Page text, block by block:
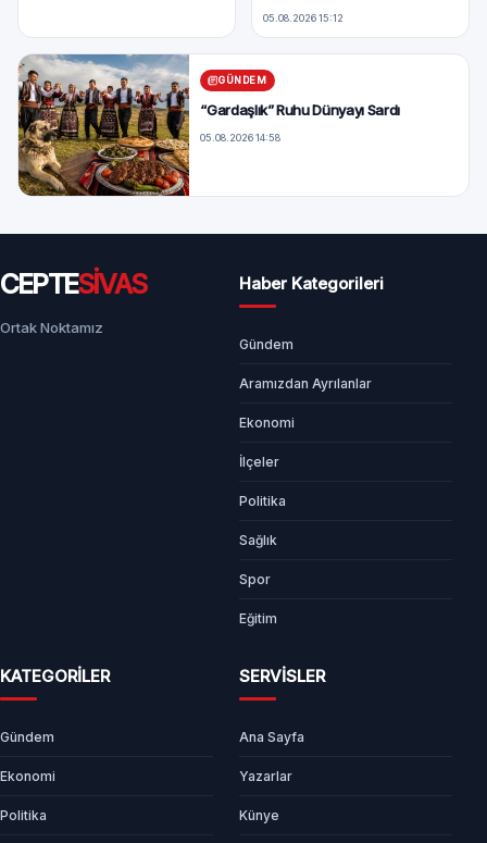
05.08.2026 15:12
GÜNDEM
“Gardaşlık” Ruhu Dünyayı Sardı
05.08.2026 14:58
CEPTESİVAS
Ortak Noktamız
Haber Kategorileri
Gündem
Aramızdan Ayrılanlar
Ekonomi
İlçeler
Politika
Sağlık
Spor
Eğitim
KATEGORİLER
Gündem
Ekonomi
Politika
SERVİSLER
Ana Sayfa
Yazarlar
Künye